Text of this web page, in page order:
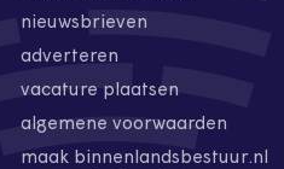
nieuwsbrieven
adverteren
vacature plaatsen
algemene voorwaarden
maak binnenlandsbestuur.nl